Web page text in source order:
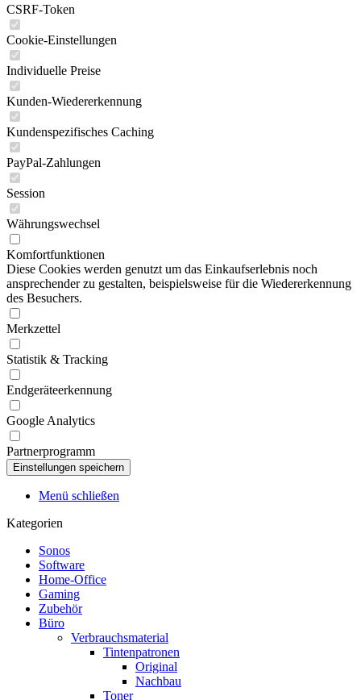
CSRF-Token
Cookie-Einstellungen
Individuelle Preise
Kunden-Wiedererkennung
Kundenspezifisches Caching
PayPal-Zahlungen
Session
Währungswechsel
Komfortfunktionen
Diese Cookies werden genutzt um das Einkaufserlebnis noch
ansprechender zu gestalten, beispielsweise für die Wiedererkennung
des Besuchers.
Merkzettel
Statistik & Tracking
Endgeräteerkennung
Google Analytics
Partnerprogramm
Menü schließen
Kategorien
Sonos
Software
Home-Office
Gaming
Zubehör
Büro
Verbrauchsmaterial
Tintenpatronen
Original
Nachbau
Toner